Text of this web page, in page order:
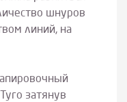
шнуров
линий, на
затянув